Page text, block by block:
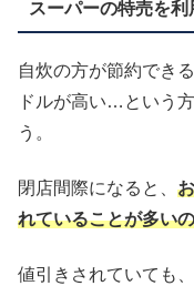
スーパーの特売を利
自炊の方が節約でき
ドルが高い…という
う。
閉店間際になると、
れていることが多い
値引きされていても